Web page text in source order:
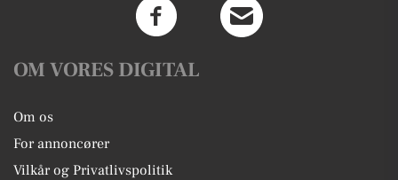
OM VORES DIGITAL
Om os
For annoncører
Vilkår og Privatlivspolitik